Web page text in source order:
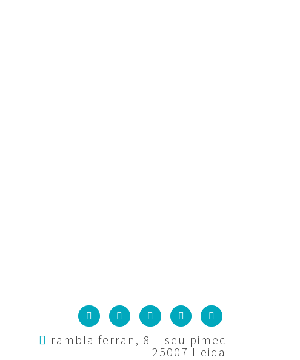
rambla ferran, 8 – seu pimec
25007 lleida